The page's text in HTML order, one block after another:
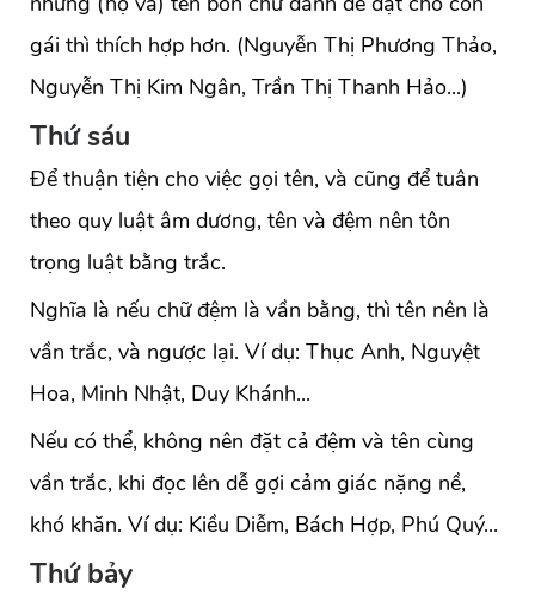
gái thì thích hợp hơn. (Nguyễn Thị Phương Thảo,
Nguyễn Thị Kim Ngân, Trần Thị Thanh Hảo...)
Thứ sáu
Để thuận tiện cho việc gọi tên, và cũng để tuân
theo quy luật âm dương, tên và đệm nên tôn
trọng luật bằng trắc.
Nghĩa là nếu chữ đệm là vần bằng, thì tên nên là
vần trắc, và ngược lại. Ví dụ: Thục Anh, Nguyệt
Hoa, Minh Nhật, Duy Khánh...
Nếu có thể, không nên đặt cả đệm và tên cùng
vần trắc, khi đọc lên dễ gợi cảm giác nặng nề,
khó khăn. Ví dụ: Kiều Diễm, Bách Hợp, Phú Quý...
Thứ bảy